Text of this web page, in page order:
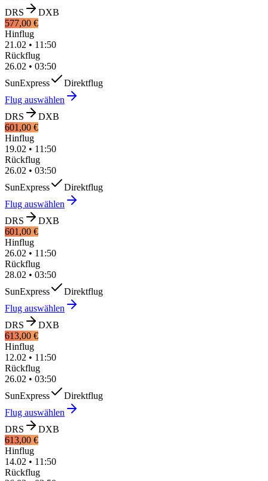
DRS
DXB
577,00 €
Hinflug
21.02 • 11:50
Rückflug
26.02 • 03:50
SunExpress
Direktflug
Flug auswählen
DRS
DXB
601,00 €
Hinflug
19.02 • 11:50
Rückflug
26.02 • 03:50
SunExpress
Direktflug
Flug auswählen
DRS
DXB
601,00 €
Hinflug
26.02 • 11:50
Rückflug
28.02 • 03:50
SunExpress
Direktflug
Flug auswählen
DRS
DXB
613,00 €
Hinflug
12.02 • 11:50
Rückflug
26.02 • 03:50
SunExpress
Direktflug
Flug auswählen
DRS
DXB
613,00 €
Hinflug
14.02 • 11:50
Rückflug